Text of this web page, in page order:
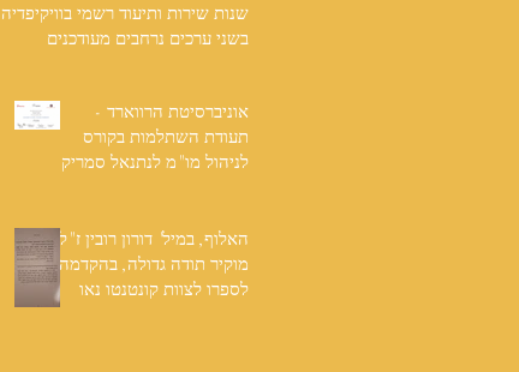
שנות שירות ותיעוד רשמי בוויקיפדיה
בשני ערכים נרחבים מעודכנים
אוניברסיטת הרווארד -
תעודת השתלמות בקורס
לניהול מו"מ לנתנאל סמריק
האלוף, במיל' דורון רובין ז"ל,
מוקיר תודה גדולה, בהקדמה
לספרו לצוות קונטנטו נאו
שליווה אותו בכתיבתו במשך